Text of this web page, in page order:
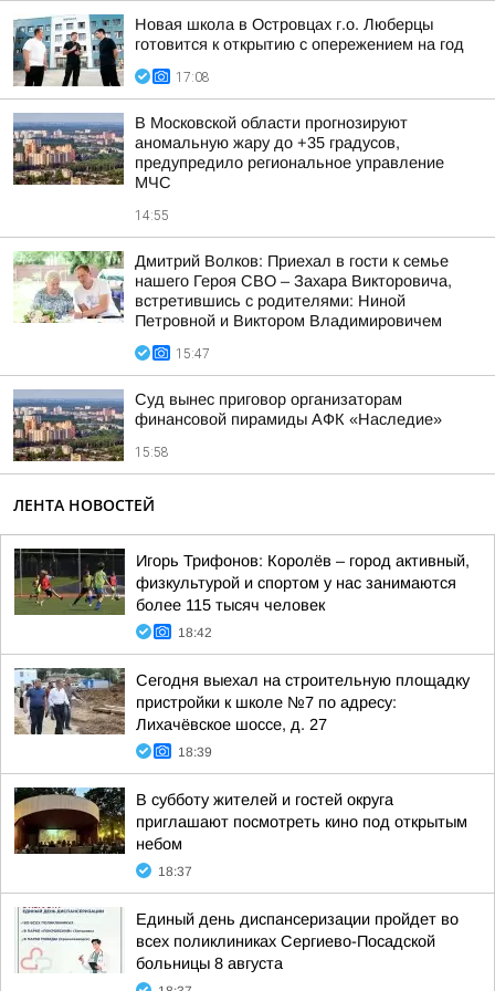
Новая школа в Островцах г.о. Люберцы
готовится к открытию с опережением на год
17:08
В Московской области прогнозируют
аномальную жару до +35 градусов,
предупредило региональное управление
МЧС
14:55
Дмитрий Волков: Приехал в гости к семье
нашего Героя СВО – Захара Викторовича,
встретившись с родителями: Ниной
Петровной и Виктором Владимировичем
15:47
Суд вынес приговор организаторам
финансовой пирамиды АФК «Наследие»
15:58
ЛЕНТА НОВОСТЕЙ
Игорь Трифонов: Королёв – город активный,
физкультурой и спортом у нас занимаются
более 115 тысяч человек
18:42
Сегодня выехал на строительную площадку
пристройки к школе №7 по адресу:
Лихачёвское шоссе, д. 27
18:39
В субботу жителей и гостей округа
приглашают посмотреть кино под открытым
небом
18:37
Единый день диспансеризации пройдет во
всех поликлиниках Сергиево-Посадской
больницы 8 августа